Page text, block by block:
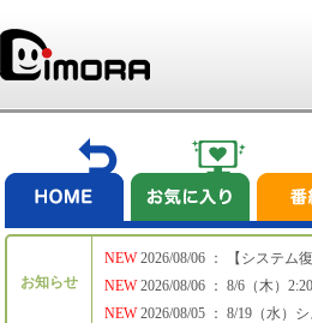
お知らせ
NEW
NEW
NEW
2026/08/06 ： 【システ
2026/08/06 ： 8/6（木）
2026/08/05 ： 8/19（水）